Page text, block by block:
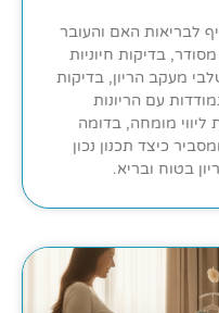
לבריאות האם והעובר
בדיקות חיוניות
מעקב הריון, בדיקות
עם הריונות
מומחה, בדומה
כיצד תכנון נכון
בטוח ובריא.